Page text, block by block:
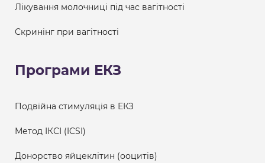
Лікування молочниці під час вагітності
Скринінг при вагітності
Програми ЕКЗ
Подвійна стимуляція в ЕКЗ
Метод ІКСІ (ICSI)
Донорство яйцеклітин (ооцитів)